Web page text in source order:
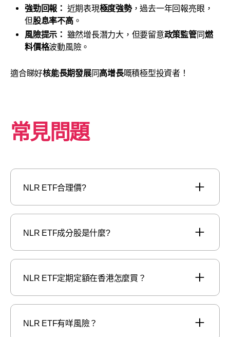
強勁回報： 近期表現極度強勢，過去一年回報亮眼，
但股息率不高。
風險提示：
雖然增長潛力大，但要留意政策監管同燃
料價格波動風險。
適合睇好核能長期發展同高增長嘅積極型投資者！
常見問題
NLR ETF合理價?
NLR ETF成分股是什麼?
NLR ETF定期定額在香港怎麼買？
NLR ETF有咩風險？